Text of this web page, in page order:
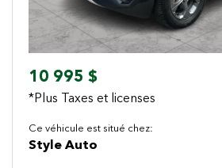
10 995 $
*Plus Taxes et licenses
Ce véhicule est situé chez:
Style Auto